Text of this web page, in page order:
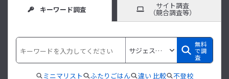
キーワード調査 サイト調査
（競合調査等）
無料
で調
査
ミニマリスト ふたりごはん 違い 比較
不登校